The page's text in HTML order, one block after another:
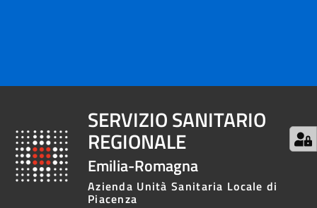
SERVIZIO SANITARIO
REGIONALE
Emilia-Romagna
Azienda Unità Sanitaria Locale di
Piacenza